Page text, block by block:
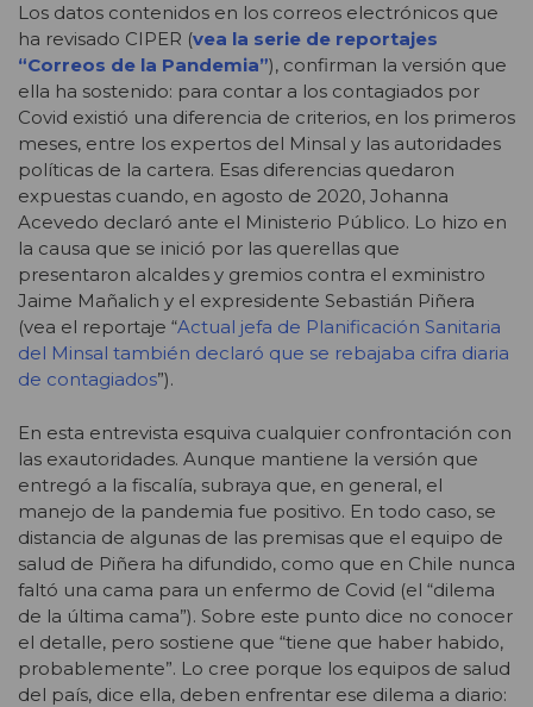
Los datos contenidos en los correos electrónicos que
ha revisado CIPER (vea la serie de reportajes
“Correos de la Pandemia”), confirman la versión que
ella ha sostenido: para contar a los contagiados por
Covid existió una diferencia de criterios, en los primeros
meses, entre los expertos del Minsal y las autoridades
políticas de la cartera. Esas diferencias quedaron
expuestas cuando, en agosto de 2020, Johanna
Acevedo declaró ante el Ministerio Público. Lo hizo en
la causa que se inició por las querellas que
presentaron alcaldes y gremios contra el exministro
Jaime Mañalich y el expresidente Sebastián Piñera
(vea el reportaje “Actual jefa de Planificación Sanitaria
del Minsal también declaró que se rebajaba cifra diaria
de contagiados”).
En esta entrevista esquiva cualquier confrontación con
las exautoridades. Aunque mantiene la versión que
entregó a la fiscalía, subraya que, en general, el
manejo de la pandemia fue positivo. En todo caso, se
distancia de algunas de las premisas que el equipo de
salud de Piñera ha difundido, como que en Chile nunca
faltó una cama para un enfermo de Covid (el “dilema
de la última cama”). Sobre este punto dice no conocer
el detalle, pero sostiene que “tiene que haber habido,
probablemente”. Lo cree porque los equipos de salud
del país, dice ella, deben enfrentar ese dilema a diario: